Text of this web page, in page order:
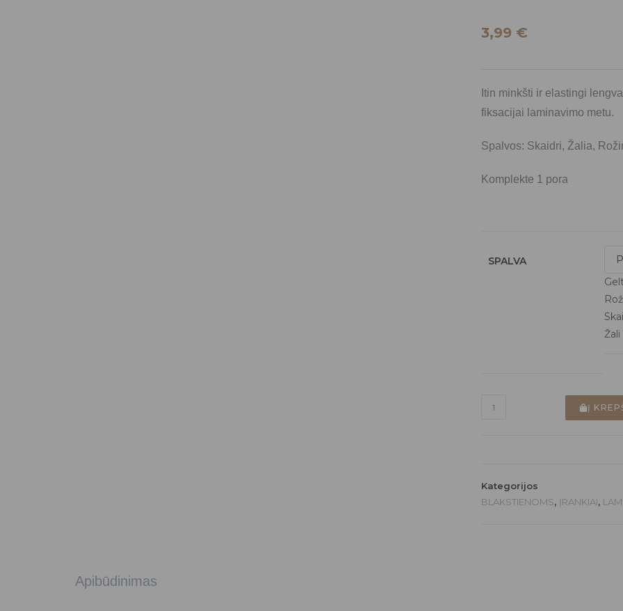
3,99 €
Itin minkšti ir elastingi
fiksacijai laminavimo metu.
Spalvos: Skaidri, Žalia,
Komplekte 1 pora
SPALVA
Žali
Į
Kategorijos
BLAKSTIENOMS, ĮRANKIAI,
Apibūdinimas